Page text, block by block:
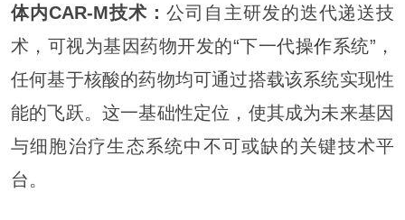
体内CAR-M技术：公司自主研发的迭代递送技
术，可视为基因药物开发的“下一代操作系统”，
任何基于核酸的药物均可通过搭载该系统实现性
能的飞跃。这一基础性定位，使其成为未来基因
与细胞治疗生态系统中不可或缺的关键技术平
台。